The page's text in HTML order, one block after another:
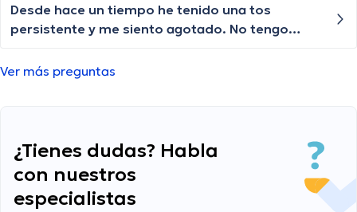
cambiado mis hábitos alimenticios ni mi rutina
de ejercicio. ¿Alguien sabe qué podría estar
Desde hace un tiempo he tenido una tos
persistente y me siento agotado. No tengo
podría darme alguna idea sobre qué podría
Ver más preguntas
¿Tienes dudas? Habla
con nuestros
especialistas